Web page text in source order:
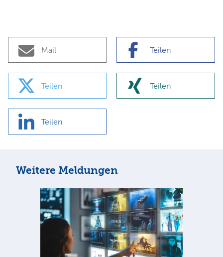
Mail Teilen
Teilen Teilen
Teilen
Weitere Meldungen